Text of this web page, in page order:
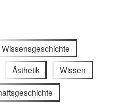
Wissensgeschichte
Ästhetik Wissen